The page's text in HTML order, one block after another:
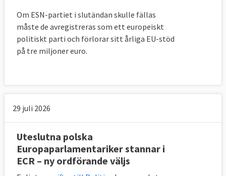
Om ESN-partiet i slutändan skulle fällas
måste de avregistreras som ett europeiskt
politiskt parti och förlorar sitt årliga EU-stöd
på tre miljoner euro.
29 juli 2026
Uteslutna polska
Europaparlamentariker stannar i
ECR – ny ordförande väljs